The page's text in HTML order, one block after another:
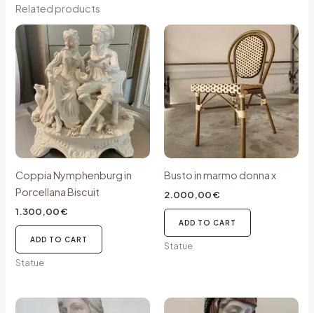
Related products
Coppia Nymphenburg in
Porcellana Biscuit
1.300,00€
ADD TO CART
Statue
Busto in marmo donna x
2.000,00€
ADD TO CART
Statue